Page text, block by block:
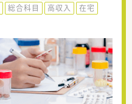
総合科目 高収入
在宅